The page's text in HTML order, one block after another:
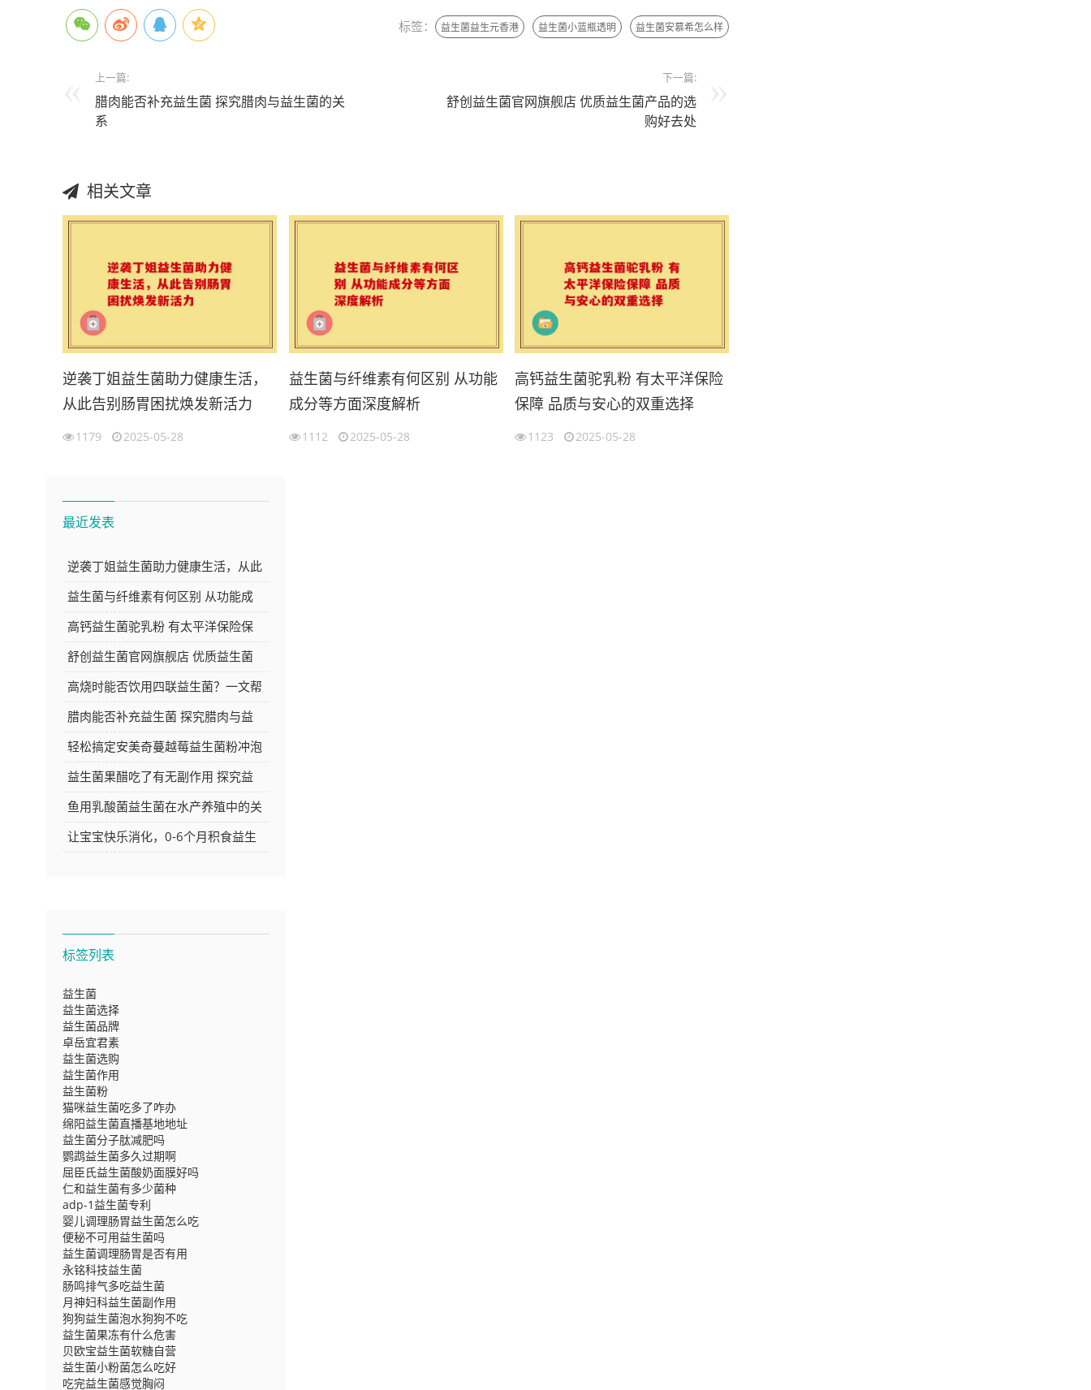
标签： 益生菌益生元香港 益生菌小蓝瓶透明 益生菌安慕希怎么样
上一篇:
腊肉能否补充益生菌 探究腊肉与益生菌的关
系
下一篇:
舒创益生菌官网旗舰店 优质益生菌产品的选
购好去处
相关文章
逆袭丁姐益生菌助力健康生活，
从此告别肠胃困扰焕发新活力
1179 2025-05-28
益生菌与纤维素有何区别 从功能
成分等方面深度解析
1112 2025-05-28
高钙益生菌驼乳粉 有太平洋保险
保障 品质与安心的双重选择
1123 2025-05-28
最近发表
逆袭丁姐益生菌助力健康生活，从此
告别肠胃困扰焕发新活力
益生菌与纤维素有何区别 从功能成
分等方面深度解析
高钙益生菌驼乳粉 有太平洋保险保
障 品质与安心的双重选择
舒创益生菌官网旗舰店 优质益生菌
产品的选购好去处
高烧时能否饮用四联益生菌？一文帮
你解答
腊肉能否补充益生菌 探究腊肉与益
生菌的关系
轻松搞定安美奇蔓越莓益生菌粉冲泡
方法，让你的每日养生更简单
益生菌果醋吃了有无副作用 探究益
生菌果醋的安全性
鱼用乳酸菌益生菌在水产养殖中的关
键作用与应用探讨
让宝宝快乐消化，0-6个月积食益生
标签列表
益生菌
益生菌选择
益生菌品牌
卓岳宜君素
益生菌选购
益生菌作用
益生菌粉
猫咪益生菌吃多了咋办
绵阳益生菌直播基地地址
益生菌分子肽减肥吗
鹦鹉益生菌多久过期啊
屈臣氏益生菌酸奶面膜好吗
仁和益生菌有多少菌种
adp-1益生菌专利
婴儿调理肠胃益生菌怎么吃
便秘不可用益生菌吗
益生菌调理肠胃是否有用
永铭科技益生菌
肠鸣排气多吃益生菌
月神妇科益生菌副作用
狗狗益生菌泡水狗狗不吃
益生菌果冻有什么危害
贝欧宝益生菌软糖自营
益生菌小粉菌怎么吃好
吃完益生菌感觉胸闷